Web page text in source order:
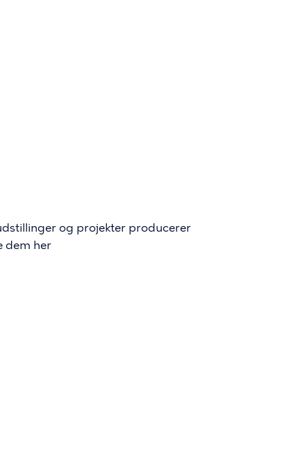
og projekter producerer
dem her